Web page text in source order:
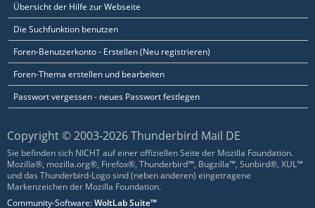
Übersicht der Hilfe zur Webseite
Die Suchfunktion benutzen
Foren-Benutzerkonto - Erstellen (Neu registrieren)
Foren-Thema erstellen und bearbeiten
Passwort vergessen - neues Passwort festlegen
Copyright © 2003-2026 Thunderbird Mail DE
Sie befinden sich NICHT auf einer offiziellen Seite der Mozilla Foundation.
Mozilla®, mozilla.org®, Firefox®, Thunderbird™, Bugzilla™, Sunbird®, XUL™
und das Thunderbird-Logo sind (neben anderen) eingetragene
Markenzeichen der Mozilla Foundation.
Community-Software:WoltLab Suite™